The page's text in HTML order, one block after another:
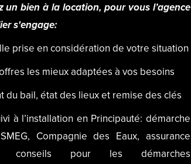
un bien à la location, pour vous l’agence
s'engage:
prise en considération de votre situation
les mieux adaptées à vos besoins
du bail, état des lieux et remise des clés
à l’installation en Principauté: démarche
Compagnie des Eaux, assurance
conseils pour les démarches